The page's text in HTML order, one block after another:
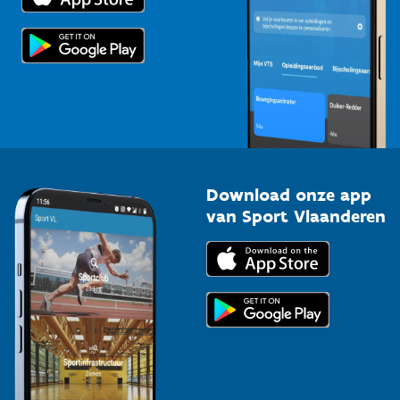
Topsporters
Download onze app
van Sport Vlaanderen